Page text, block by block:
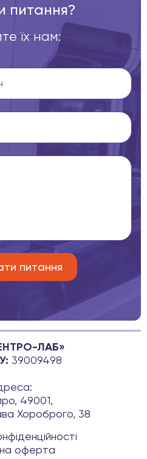
питання?
їх нам:
ЛАБ»
39009498
49001,
Хороброго, 38
оферта